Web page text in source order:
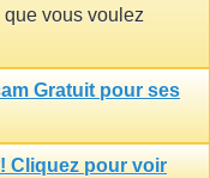
vous voulez
Gratuit pour ses
Cliquez pour voir